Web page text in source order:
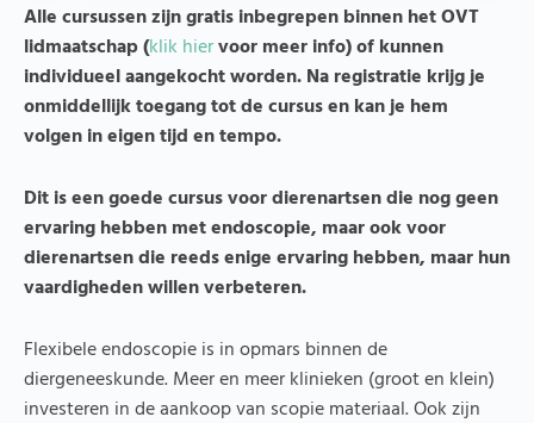
Alle cursussen zijn gratis inbegrepen binnen het OVT
lidmaatschap (klik hiervoor meer info) of kunnen
individueel aangekocht worden. Na registratie krijg je
onmiddellijk toegang tot de cursus en kan je hem
volgen in eigen tijd en tempo.
Dit is een goede cursus voor dierenartsen die nog geen
ervaring hebben met endoscopie, maar ook voor
dierenartsen die reeds enige ervaring hebben, maar hun
vaardigheden willen verbeteren.
Flexibele endoscopie is in opmars binnen de
diergeneeskunde. Meer en meer klinieken (groot en klein)
investeren in de aankoop van scopie materiaal. Ook zijn